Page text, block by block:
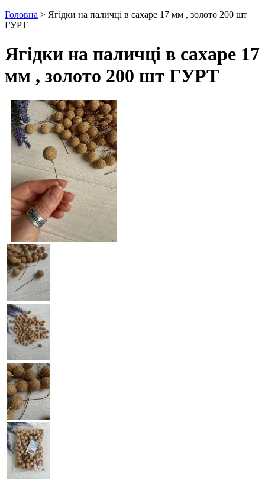
Головна > Ягідки на паличці в сахаре 17 мм , золото 200 шт
ГУРТ
Ягідки на паличці в сахаре 17
мм , золото 200 шт ГУРТ